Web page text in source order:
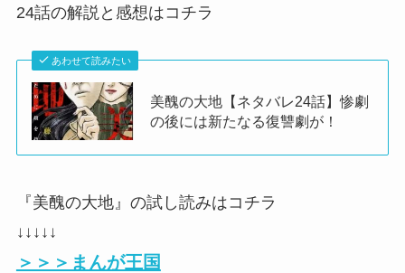
24話の解説と感想はコチラ
あわせて読みたい
美醜の大地【ネタバレ24話】惨劇
の後には新たなる復讐劇が！
『美醜の大地』の試し読みはコチラ
↓↓↓↓↓
＞＞＞まんが王国